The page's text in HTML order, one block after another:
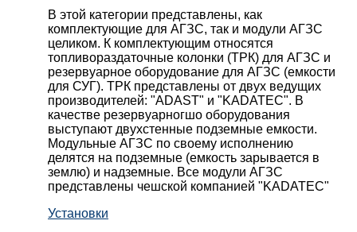
В этой категории представлены, как
комплектующие для АГЗС, так и модули АГЗС
целиком. К комплектующим относятся
топливораздаточные колонки (ТРК) для АГЗС и
резервуарное оборудование для АГЗС (емкости
для СУГ). ТРК представлены от двух ведущих
производителей: "ADAST" и "KADATEC". В
качестве резервуарногшо оборудования
выступают двухстенные подземные емкости.
Модульные АГЗС по своему исполнению
делятся на подземные (емкость зарывается в
землю) и надземные. Все модули АГЗС
представлены чешской компанией "KADATEC"
Установки